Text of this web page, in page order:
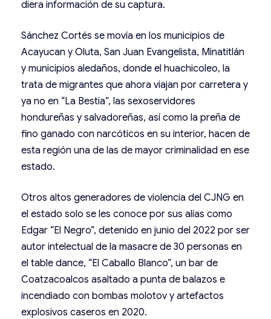
diera información de su captura.
Sánchez Cortés se movía en los municipios de
Acayucan y Oluta, San Juan Evangelista, Minatitlán
y municipios aledaños, donde el huachicoleo, la
trata de migrantes que ahora viajan por carretera y
ya no en “La Bestia”, las sexoservidores
hondureñas y salvadoreñas, así como la preña de
fino ganado con narcóticos en su interior, hacen de
esta región una de las de mayor criminalidad en ese
estado.
Otros altos generadores de violencia del CJNG en
el estado solo se les conoce por sus alías como
Edgar “El Negro”, detenido en junio del 2022 por ser
autor intelectual de la masacre de 30 personas en
el table dance, “El Caballo Blanco”, un bar de
Coatzacoalcos asaltado a punta de balazos e
incendiado con bombas molotov y artefactos
explosivos caseros en 2020.